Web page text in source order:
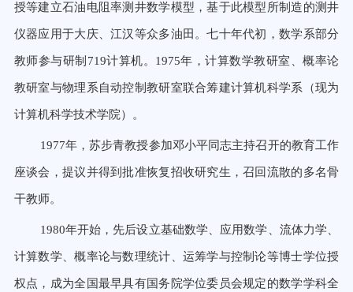
授等建立石油电阻率测井数学模型，基于此模型所制造的测井
仪器应用于大庆、江汉等众多油田。七十年代初，数学系部分
教师参与研制719计算机。1975年，计算数学教研室、概率论
教研室与物理系自动控制教研室联合筹建计算机科学系（现为
计算机科学技术学院）。
1977年，苏步青教授参加邓小平同志主持召开的教育工作
座谈会，提议并得到批准恢复招收研究生，召回流散的多名骨
干教师。
1980年开始，先后设立基础数学、应用数学、流体力学、
计算数学、概率论与数理统计、运筹学与控制论等博士学位授
权点，成为全国最早具有国务院学位委员会规定的数学学科全